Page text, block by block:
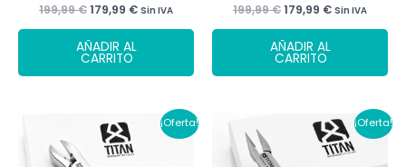
199,99€El
original
era:
199,99 €.
179,99 €ElSin IVA
AÑADIR AL
CARRITO
199,99€El
original
era:
199,99 €.
179,99 €ElSin IVA
AÑADIR AL
CARRITO
¡Oferta! ¡Oferta!